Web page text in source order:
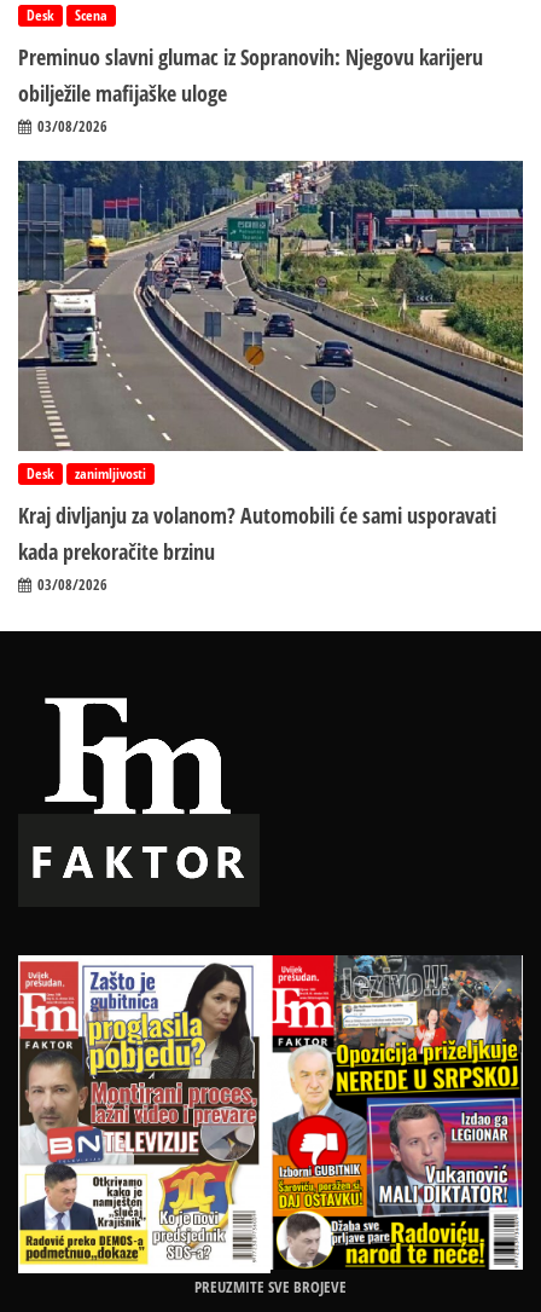
Desk Scena
Preminuo slavni glumac iz Sopranovih: Njegovu karijeru
obilježile mafijaške uloge
03/08/2026
Desk zanimljivosti
Kraj divljanju za volanom? Automobili će sami usporavati
kada prekoračite brzinu
03/08/2026
PREUZMITE SVE BROJEVE